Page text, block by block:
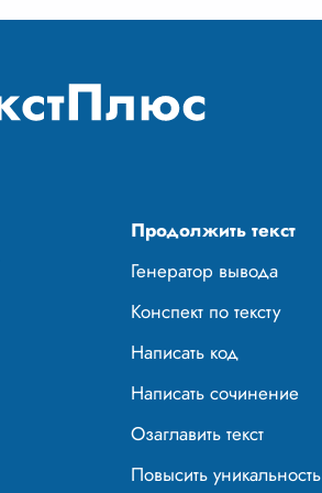
Продолжить текст
Генератор вывода
Конспект по тексту
Написать код
Написать сочинение
Озаглавить текст
Повысить уникальность